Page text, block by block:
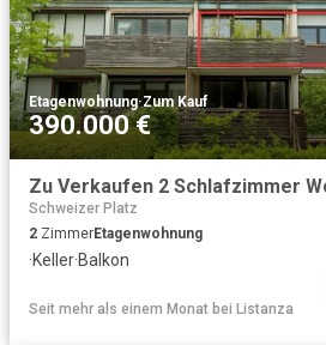
Etagenwohnung·Zum Kauf
390.000 €
Schweizer Platz
2 ZimmerEtagenwohnung
·Keller·Balkon
Seit mehr als einem Monat bei Listanza